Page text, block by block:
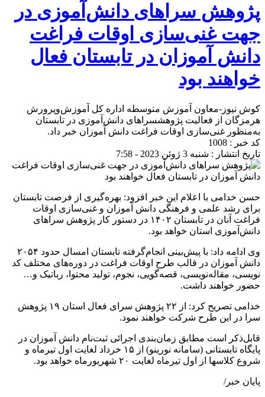
پژوهش سراهای دانش‌آموزی در
جهت غنی‌سازی اوقات فراغت
دانش آموزان در تابستان فعال
خواهند بود
کوش نیوز-معاون آموزش متوسطه اداره کل آموزش‌وپرورش
هرمزگان از فعالیت پژوهشسراهای دانش‌آموزی در تابستان
به‌منظور غنی‌سازی اوقات فراغت دانش آموزان خبر داد.
کد خبر : 1008
تاریخ انتشار : شنبه 3 ژوئن 2023 - 7:58
حسن خدامی با اعلام این خبر افزود: بهره‌گیری از فرصت تابستان
برای رشد علمی و فرهنگی دانش آموزان و غنی‌سازی اوقات
فراغت آنان در تابستان ۱۴۰۲ در دستور کار پژوهش سراهای
دانش‌آموزی استان خواهد بود.
وی ادامه داد: با پیش‌بینی انجام‌گرفته تابستان امسال حدود ۲۰۵۴
دانش آموزان در قالب طرح اوقات فراغت در دوره‌های مختلف کد
نویسی، مقاله‌نویسی، قصه‌گویی، نجوم، تولید محتوا، رباتیک و…
حضور خواهند داشت.
خدامی تصریح کرد: از ۲۲ پژوهش سرای فعال استان ۱۹ پژوهش
سرا در این طرح شرکت خواهند نمود.
قابل‌ذکر است مطابق زمان‌بندی اجرائی ثبت‌نام دانش آموزان در
پایگاه تابستانی (سامانه نورینو) از ۱۵ خرداد لغایت اول تیرماه و
شروع کلاسها از اول تیرماه لغایت ۲۰ شهریورماه خواهد بود.
پایان خبر/